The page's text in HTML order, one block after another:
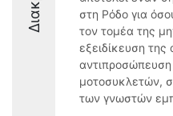
στη Ρόδο για
τον τομέα της
εξειδίκευση
μοτοσυκλετών,
των γνωστών